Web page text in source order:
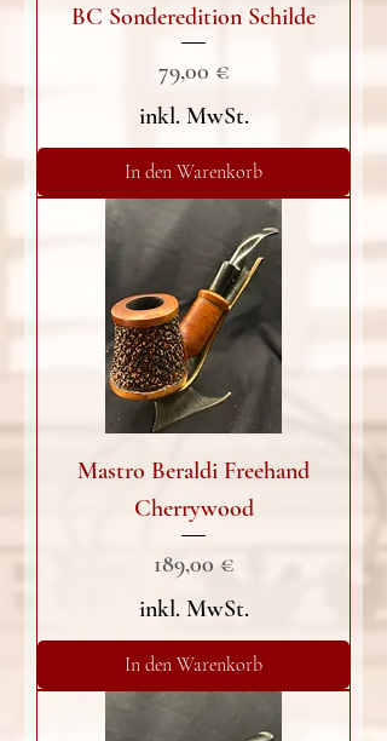
BC Sonderedition Schilde
Preis
79,00 €
inkl. MwSt.
In den Warenkorb
Mastro Beraldi Freehand
Cherrywood
Preis
189,00 €
inkl. MwSt.
In den Warenkorb